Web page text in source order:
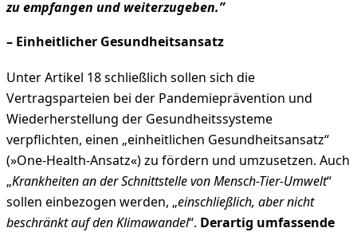
zu empfangen und weiterzugeben.”
– Einheitlicher Gesundheitsansatz
Unter Artikel 18 schließlich sollen sich die
Vertragsparteien bei der Pandemieprävention und
Wiederherstellung der Gesundheitssysteme
verpflichten, einen „einheitlichen Gesundheitsansatz“
(»One-Health-Ansatz«) zu fördern und umzusetzen. Auch
„Krankheiten an der Schnittstelle von Mensch-Tier-Umwelt“
sollen einbezogen werden, „einschließlich, aber nicht
beschränkt auf den Klimawandel“. Derartig umfassende